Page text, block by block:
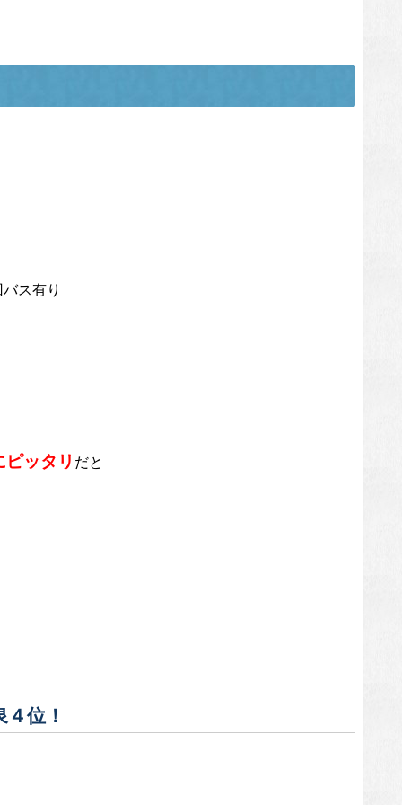
ス有り
ッタリ だと
位！